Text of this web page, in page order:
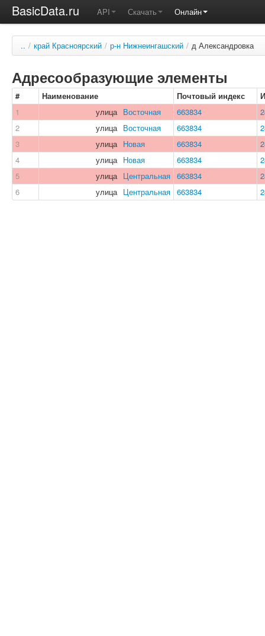
BasicData.ru API Скачать Онлайн
.. / край Красноярский / р-н Нижнеингашский / д Александровка
Адресообразующие элементы
# Наименование Почтовый индекс
1
улица Восточная 663834
2
улица Восточная 663834
3
улица Новая 663834
4
улица Новая 663834
5
улица Центральная 663834
6
улица Центральная 663834